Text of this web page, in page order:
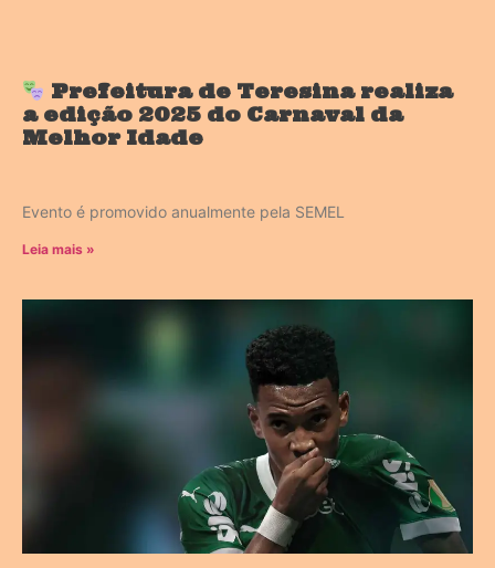
Prefeitura de Teresina realiza
a edição 2025 do Carnaval da
Melhor Idade
Evento é promovido anualmente pela SEMEL
Leia mais »